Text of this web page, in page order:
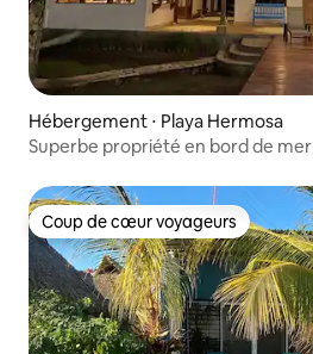
Hébergement ⋅ Playa Hermosa
Superbe propriété en bord de mer
Coup de cœur voyageurs
Coup de cœur voyageurs